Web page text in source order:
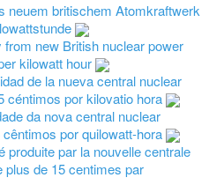
neuem britischem Atomkraftwerk
new British nuclear power
kilowatt hour
de la nueva central nuclear
céntimos por kilovatio hora
da nova central nuclear
por quilowatt-hora
produite par la nouvelle centrale
plus de 15 centimes par